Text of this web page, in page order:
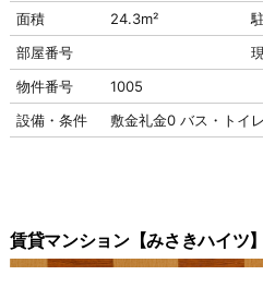
面積
24.3m²
部屋番号
物件番号
1005
設備・条件
敷金礼金0 バス・トイ
賃貸マンション【みさきハイツ】